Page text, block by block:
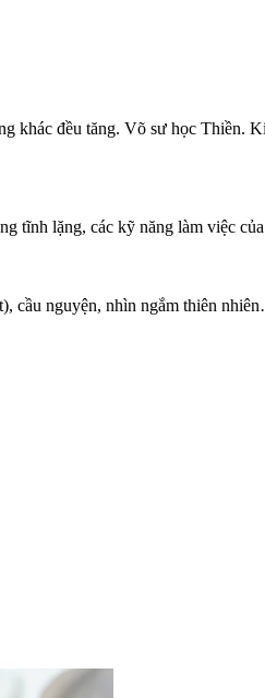
khác đều tăng. Võ sư học Thiền.
tĩnh lặng, các kỹ năng làm việc
cầu nguyện, nhìn ngắm thiên